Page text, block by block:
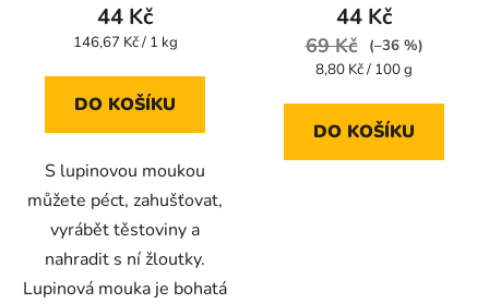
44 Kč
Měrná
146,67 Kč / 1 kg
DO KOŠÍKU
S lupinovou moukou
můžete péct, zahušťovat,
vyrábět těstoviny a
nahradit s ní žloutky.
Lupinová mouka je bohatá
44 Kč
69 Kč
(–36 %)
Měrná
8,80 Kč / 100 g
DO KOŠÍKU